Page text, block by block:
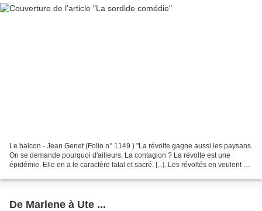
Le balcon - Jean Genet (Folio n° 1149 ) "La révolte gagne aussi les paysans.
On se demande pourquoi d'ailleurs. La contagion ? La révolte est une
épidémie. Elle en a le caractère fatal et sacré. [...]. Les révoltés en veulent au
De Marlene à Ute ...